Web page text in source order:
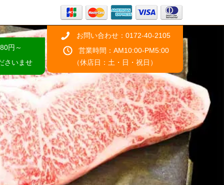
円～
さいませ
お問い合わせ：0172-40-2105
営業時間：AM10:00-PM5:00
（休店日：土・日・祝日）